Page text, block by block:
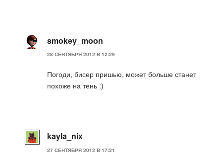
smokey_moon
28 СЕНТЯБРЯ 2012 В 12:29
Погоди, бисер пришью, может больше станет
похоже на тень :)
kayla_nix
27 СЕНТЯБРЯ 2012 В 17:21